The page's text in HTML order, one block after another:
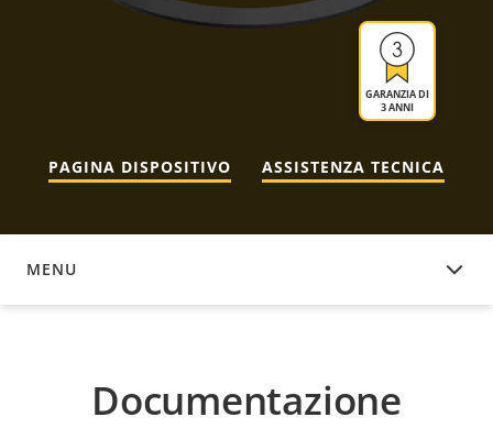
GARANZIA DI
3 ANNI
PAGINA DISPOSITIVO ASSISTENZA TECNICA
MENU
DOCUMENTAZIONE
Documentazione